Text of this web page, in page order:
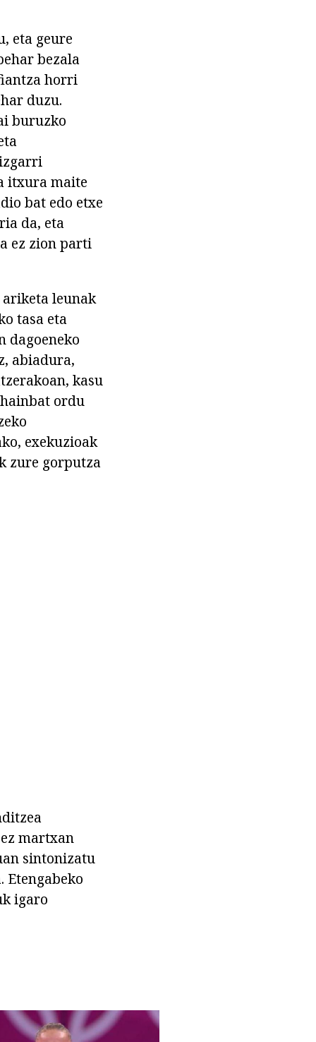
eta geure
bezala
horri
duzu.
buruzko
itxura maite
bat edo etxe
da, eta
ez zion parti
leunak
tasa eta
dagoeneko
abiadura,
kasu
ordu
exekuzioak
zure gorputza
martxan
sintonizatu
igaro